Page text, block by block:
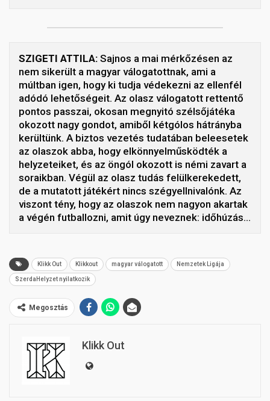
SZIGETI ATTILA: Sajnos a mai mérkőzésen az
nem sikerült a magyar válogatottnak, ami a
múltban igen, hogy ki tudja védekezni az ellenfél
adódó lehetőségeit. Az olasz válogatott rettentő
pontos passzai, okosan megnyitó szélsőjátéka
okozott nagy gondot, amiből kétgólos hátrányba
kerültünk. A biztos vezetés tudatában beleesetek
az olaszok abba, hogy elkönnyelműsködték a
helyzeteiket, és az öngól okozott is némi zavart a
soraikban. Végül az olasz tudás felülkerekedett,
de a mutatott játékért nincs szégyellnivalónk. Az
viszont tény, hogy az olaszok nem nagyon akartak
a végén futballozni, amit úgy neveznek: időhúzás…
Klikk Out Klikkout magyar válogatott Nemzetek Ligája
SzerdaHelyzet nyilatkozik
Megosztás
Klikk Out